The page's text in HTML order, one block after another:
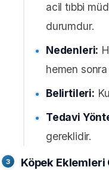
acil tıbbi
durumdur.
Nedenleri:
hemen sonra
Belirtileri:
Tedavi
gereklidir.
Köpek